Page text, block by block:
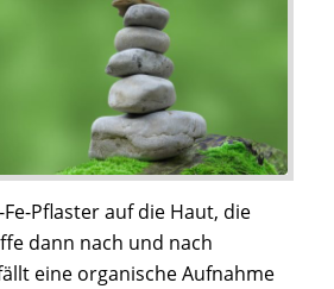
Pflaster auf die Haut, die
dann nach und nach
eine organische Aufnahme